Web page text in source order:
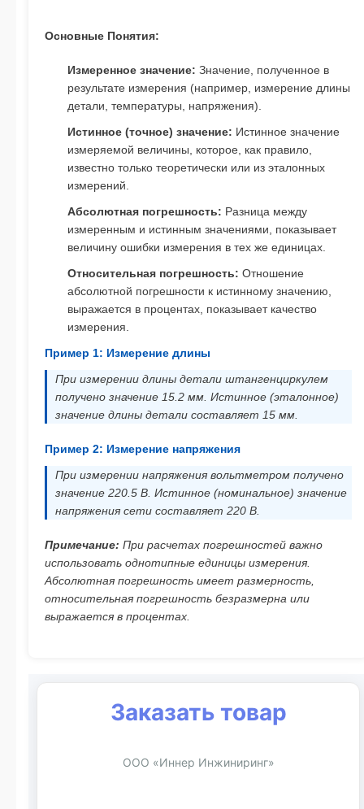
Основные Понятия:
Измеренное значение: Значение, полученное в
результате измерения (например, измерение длины
детали, температуры, напряжения).
Истинное (точное) значение: Истинное значение
измеряемой величины, которое, как правило,
известно только теоретически или из эталонных
измерений.
Абсолютная погрешность: Разница между
измеренным и истинным значениями, показывает
величину ошибки измерения в тех же единицах.
Относительная погрешность: Отношение
абсолютной погрешности к истинному значению,
выражается в процентах, показывает качество
измерения.
Пример 1: Измерение длины
При измерении длины детали штангенциркулем
получено значение 15.2 мм. Истинное (эталонное)
значение длины детали составляет 15 мм.
Пример 2: Измерение напряжения
При измерении напряжения вольтметром получено
значение 220.5 В. Истинное (номинальное) значение
напряжения сети составляет 220 В.
Примечание: При расчетах погрешностей важно
использовать однотипные единицы измерения.
Абсолютная погрешность имеет размерность,
относительная погрешность безразмерна или
выражается в процентах.
Заказать товар
ООО «Иннер Инжиниринг»